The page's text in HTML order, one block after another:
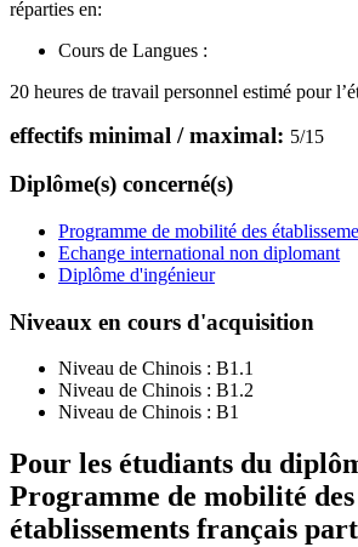
réparties en:
Cours de Langues :
20 heures de travail personnel estimé pour
effectifs minimal / maximal: 5/15
Diplôme(s) concerné(s)
Programme de mobilité des
Echange international non diplomant
Diplôme d'ingénieur
Niveaux en cours d'acquisition
Niveau de Chinois : B1.1
Niveau de Chinois : B1.2
Niveau de Chinois : B1
Pour les étudiants du
Programme de mobilité des
établissements français